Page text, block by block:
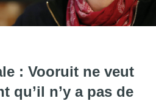
"Formation fédérale : les
: Vooruit ne veut
qu’il n’y a pas de